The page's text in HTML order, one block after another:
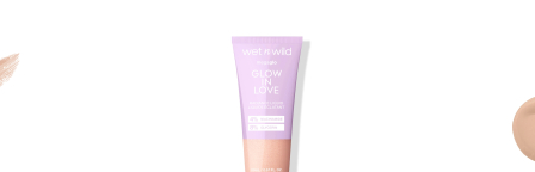
Durch die Erstellung
Einkäufe schnell